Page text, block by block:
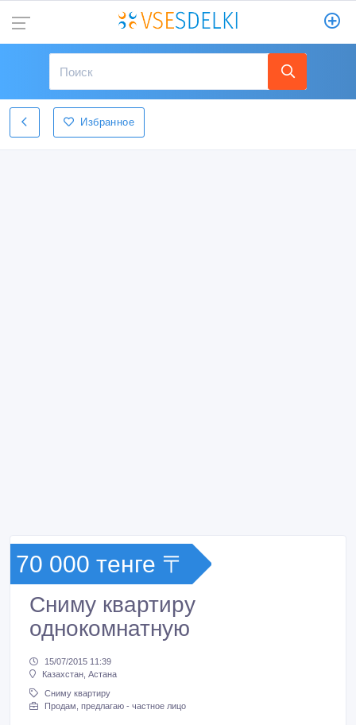
Избранное
70 000 тенге 〒
Сниму квартиру
однокомнатную
15/07/2015 11:39
Казахстан, Астана
Сниму квартиру
Продам, предлагаю - частное лицо